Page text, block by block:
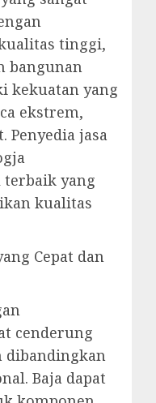
tinggi,
bangunan
kekuatan yang
ekstrem,
Penyedia jasa
yang
kualitas
Cepat dan
cenderung
dibandingkan
Baja dapat